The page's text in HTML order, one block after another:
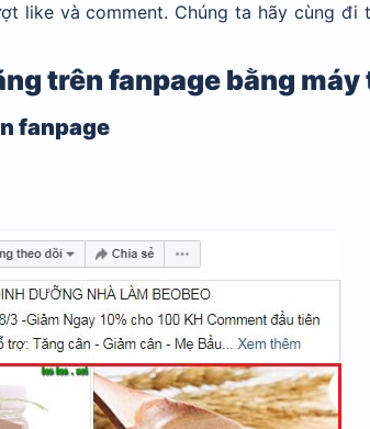
like và comment. Chúng ta hãy cùng đi
trên fanpage bằng máy
fanpage